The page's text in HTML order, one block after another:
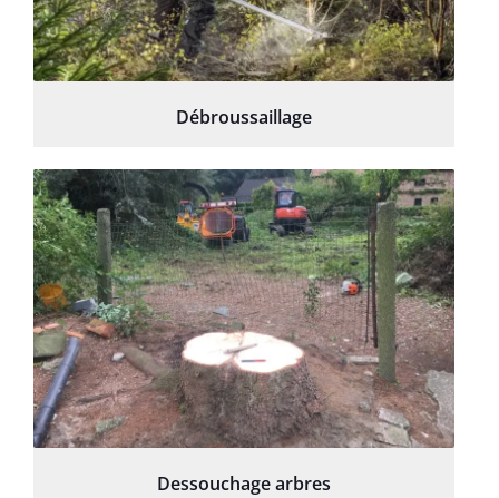
Débroussaillage
Dessouchage arbres